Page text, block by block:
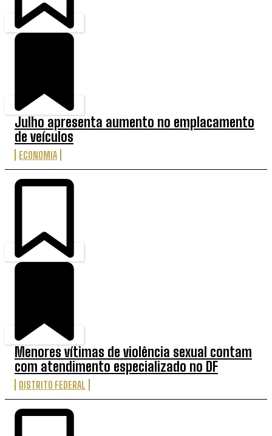
Julho apresenta aumento no emplacamento
de veículos
ECONOMIA
Menores vítimas de violência sexual contam
com atendimento especializado no DF
DISTRITO FEDERAL